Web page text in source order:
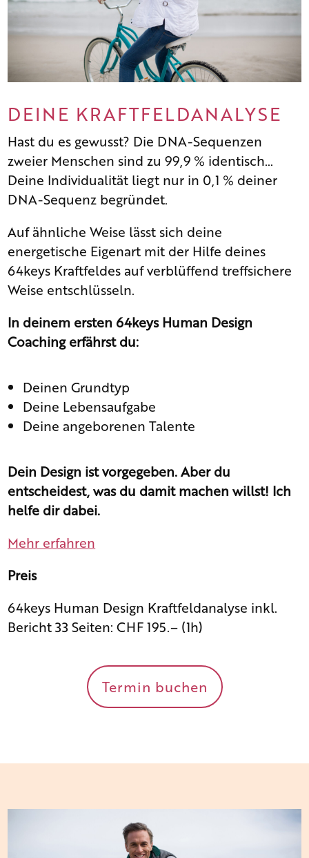
DEINE KRAFTFELDANALYSE
Hast du es gewusst? Die DNA-Sequenzen
zweier Menschen sind zu 99,9 % identisch…
Deine Individualität liegt nur in 0,1 % deiner
DNA-Sequenz begründet.
Auf ähnliche Weise lässt sich deine
energetische Eigenart mit der Hilfe deines
64keys Kraftfeldes auf verblüffend treffsichere
Weise entschlüsseln.
In deinem ersten 64keys Human Design
Coaching erfährst du:
Deinen Grundtyp
Deine Lebensaufgabe
Deine angeborenen Talente
Dein Design ist vorgegeben. Aber du
entscheidest, was du damit machen willst! Ich
helfe dir dabei.
Mehr erfahren
Preis
64keys Human Design Kraftfeldanalyse inkl.
Bericht 33 Seiten: CHF 195.– (1h)
Termin buchen